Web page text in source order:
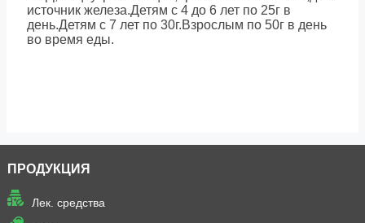
источник железа.Детям с 4 до 6 лет по 25г в
день.Детям с 7 лет по 30г.Взрослым по 50г в день
во время еды.
ПРОДУКЦИЯ
Лек. средства